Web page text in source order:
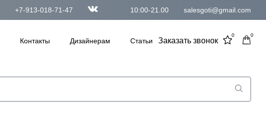
+7-913-018-71-47 10:00-21.00 salesgoti@gmail.com
Контакты Дизайнерам Статьи Заказать звонок
0 0